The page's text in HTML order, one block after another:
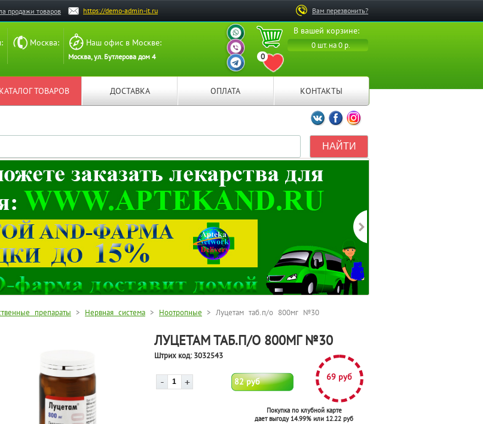
Вам перезвонить?
продажи товаров https://demo-admin-it.ru
В вашей корзине:
0 шт. на 0 р.
0
ПЕРЕЙТИ В ИЗБРАННОЕ
ВАШ ПЕРСОНАЛЬНЫЙ
МЕНЕДЖЕР
ВАШ ПЕРСОНАЛЬНЫЙ
МЕНЕДЖЕР
ВАШ ПЕРСОНАЛЬНЫЙ
МЕНЕДЖЕР
Москва: Наш офис в Москве:
Москва, ул. Бутлерова дом 4
КАТАЛОГ ТОВАРОВ ДОСТАВКА ОПЛАТА КОНТАКТЫ
Мы ВКонтакте
Мы на Facebook
Мы в Instagramm
препараты > Нервная система > Ноотропные > Луцетам таб.п/о 800мг №30
ЛУЦЕТАМ ТАБ.П/О 800МГ №30
Штрих код:3032543
82 руб 69 руб
Покупка по клубной карте
дает выгоду 14.99% или 12.22 руб